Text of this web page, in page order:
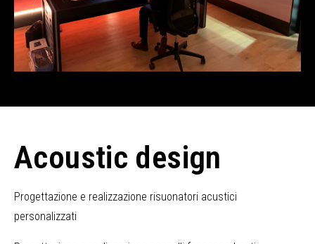
Acoustic design
Progettazione e realizzazione risuonatori acustici
personalizzati